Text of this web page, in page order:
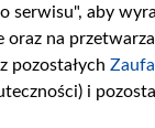
serwisu", aby
na
pozostałych
i